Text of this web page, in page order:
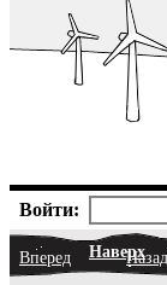
Войти:
Вперед НаверхНазад